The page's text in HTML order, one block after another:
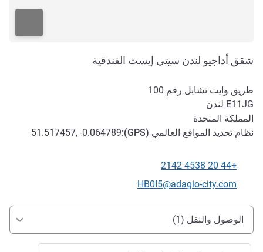
شقق أداجيو لندن سيتي إيست الفندقية
طريق وايت تشابل رقم 100
E11JG لندن
المملكة المتحدة
نظام تحديد المواقع العالمي (GPS
):
51.517457, -0.064789
الهاتف
+44 20 4538 2142
تواصل معنا عبر البريد الإلكتروني
HB0I5@adagio-city.com
الوصول والتنقل
الوصول والنقل (1)